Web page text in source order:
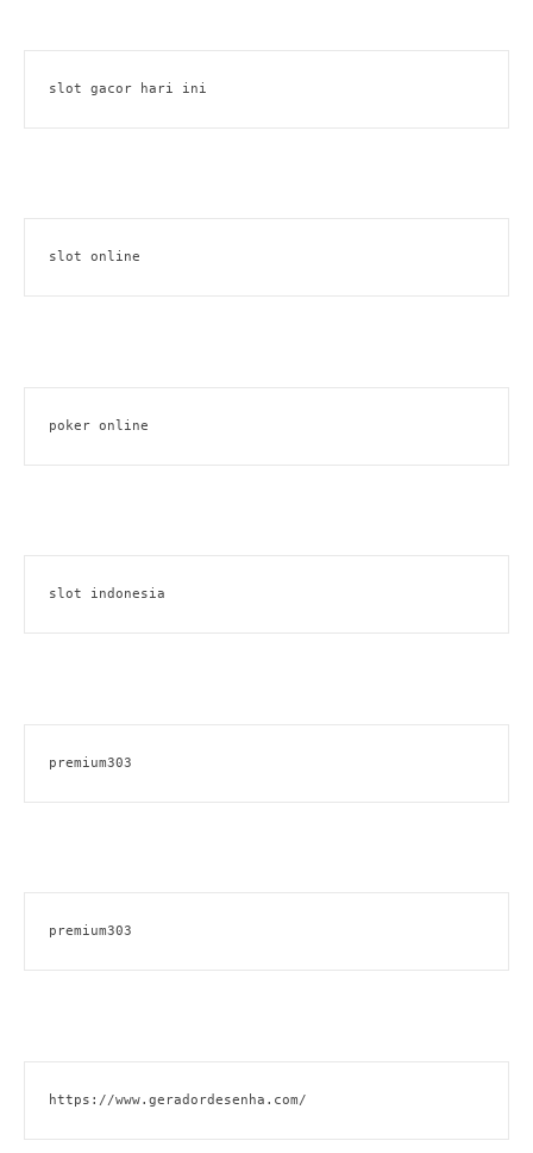
slot gacor hari ini
slot online
poker online
slot indonesia
premium303
premium303
https://www.geradordesenha.com/